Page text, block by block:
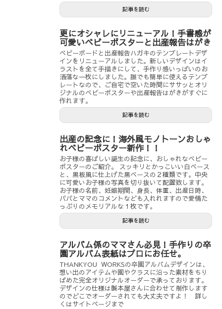
記事を読む
更にオシャレにリニューアル！手書感が
可愛いベビーポスターと出産報告はがき
ベビーボードと出産報告ハガキのテンプレートデザ
インをリニューアルしました。新しいデザインはイ
ラストを全て手描きにして、手作り感いっぱいのお
洒落な一枚にしました。誰でも簡単に使えるテンプ
レートなので、ご自宅で空いた時間にササッとオリ
ジナルのベビーポスターや出産報告はがきがすぐに
作れます。
記事を読む
出産の記念に！海外風モノトーンおしゃ
れベビーポスター新作！！
お子様の喜ばしい誕生の記念に、おしゃれなベビー
ポスターのご紹介。 スッキリとかっこいい白ベース
と、黒板風に仕上げた黒ベースの２種類です。中央
に可愛いお子様の写真を切り抜いて配置致します。
お子様の名前、妊娠期間、身長、体重、出産日時、
パパとママのコメントなども入れれますので愛情た
っぷりのメモリアルな１枚です。
記事を読む
アルバム係のママさん必見！手作りの卒
園アルバム表紙はプロにお任せ。
THANKYOU WORKSの卒園アルバムデザインは、
想い出のアイテムや園やクラスに沿った素材をちり
ばめた完全オリジナルオーダーで承っております。
デザインの仕様は製本屋さんに合わせて制作します
のでどこでオーダーされても大丈夫ですよ！ 詳し
くはサイトページまで